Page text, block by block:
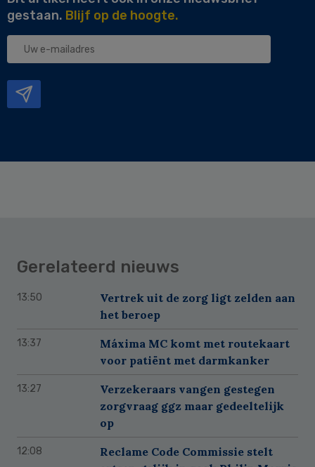
gestaan. Blijf op de hoogte.
Uw
Gerelateerd nieuws
13:50
Vertrek uit de zorg ligt zelden aan
het beroep
13:37
Máxima MC komt met routekaart
voor patiënt met darmkanker
13:27
Verzekeraars vangen gestegen
zorgvraag ggz maar gedeeltelijk
op
12:08
Reclame Code Commissie stelt